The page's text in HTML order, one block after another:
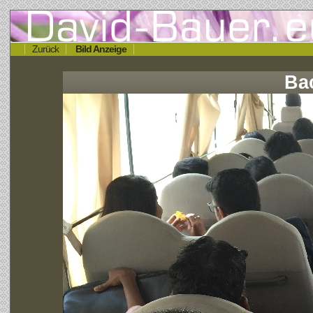
Zurück Bild Anzeige